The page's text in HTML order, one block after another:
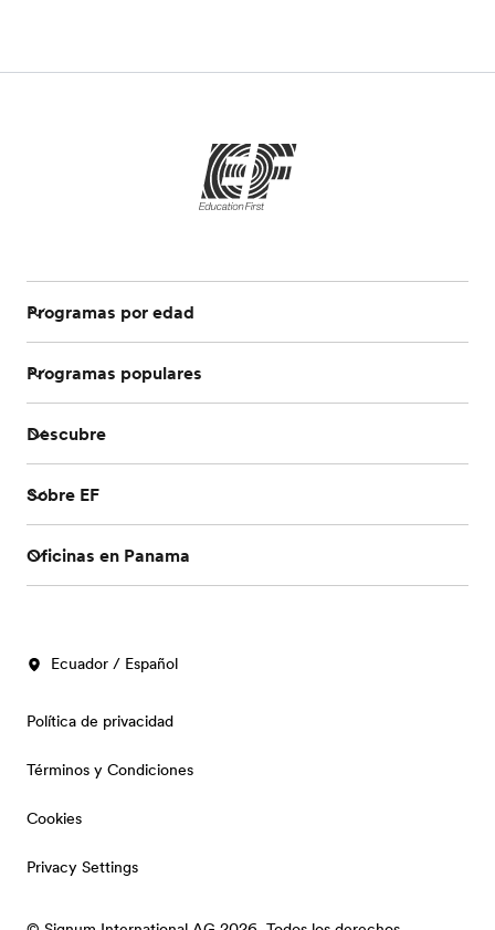
Programas por edad
Programas populares
Descubre
Sobre EF
Oficinas en Panama
Ecuador / Español
Política de privacidad
Términos y Condiciones
Cookies
Privacy Settings